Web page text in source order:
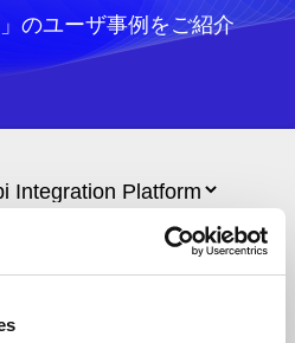
のユーザ事例をご紹介